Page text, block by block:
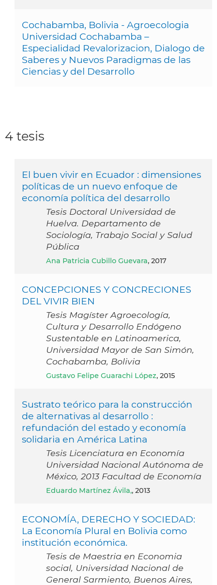
Cochabamba, Bolivia - Agroecologia
Universidad Cochabamba –
Especialidad Revalorizacion, Dialogo de
Saberes y Nuevos Paradigmas de las
Ciencias y del Desarrollo
4 tesis
El buen vivir en Ecuador : dimensiones
políticas de un nuevo enfoque de
economía política del desarrollo
Tesis Doctoral Universidad de
Huelva. Departamento de
Sociología, Trabajo Social y Salud
Pública
Ana Patricia Cubillo Guevara, 2017
CONCEPCIONES Y CONCRECIONES
DEL VIVIR BIEN
Tesis Magíster Agroecología,
Cultura y Desarrollo Endógeno
Sustentable en Latinoamerica,
Universidad Mayor de San Simón,
Cochabamba, Bolivia
Gustavo Felipe Guarachi López, 2015
Sustrato teórico para la construcción
de alternativas al desarrollo :
refundación del estado y economía
solidaria en América Latina
Tesis Licenciatura en Economía
Universidad Nacional Autónoma de
México, 2013 Facultad de Economía
Eduardo Martínez Ávila,, 2013
ECONOMÍA, DERECHO Y SOCIEDAD:
La Economía Plural en Bolivia como
institución económica.
Tesis de Maestria en Economia
social, Universidad Nacional de
General Sarmiento, Buenos Aires,